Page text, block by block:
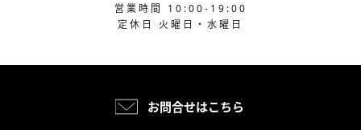
営業時間 10:00-19:00
定休日 火曜日・水曜日
お問合せはこちら